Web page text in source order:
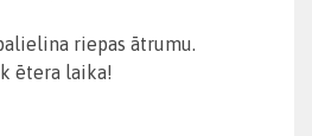
riepas ātrumu.
ētera laika!